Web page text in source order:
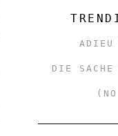
ADIEU
DIE SACHE